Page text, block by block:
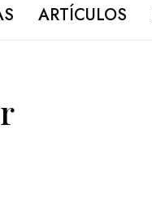
ARTÍCULOS